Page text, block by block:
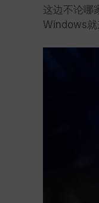
这边不论哪
Windows就